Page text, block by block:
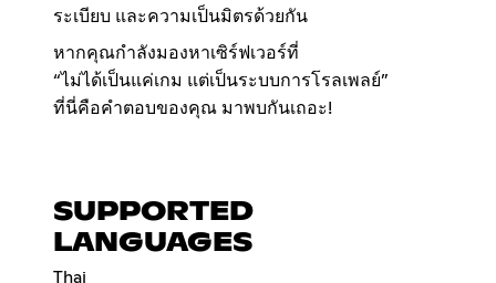
ระเบียบ และความเป็นมิตรด้วยกัน
หากคุณกำลังมองหาเซิร์ฟเวอร์ที่
“ไม่ได้เป็นแค่เกม แต่เป็นระบบการโรลเพลย์”
ที่นี่คือคำตอบของคุณ มาพบกันเถอะ!
SUPPORTED
LANGUAGES
Thai